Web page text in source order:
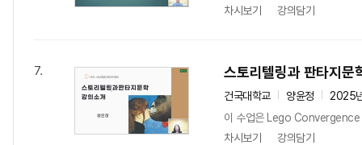
차시보기
강의담기
7. 스토리텔링과 판타지문
건국대학교 양윤정
2025
이 수업은 Lego Convergence
차시보기
강의담기